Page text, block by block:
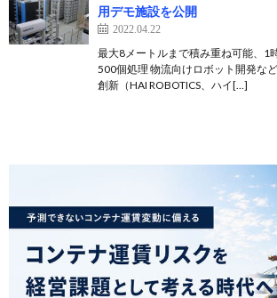
用デモ施設を公開
2022.04.22
最大8メートルまで積み重ね可能、1
500個処理 物流向けロボット開発な
創新（HAI ROBOTICS、ハイ[…]